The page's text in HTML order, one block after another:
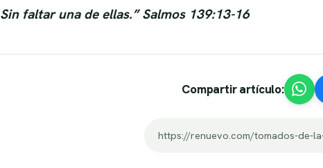
Sin faltar una de ellas.” Salmos 139:13-16
Compartir artículo: